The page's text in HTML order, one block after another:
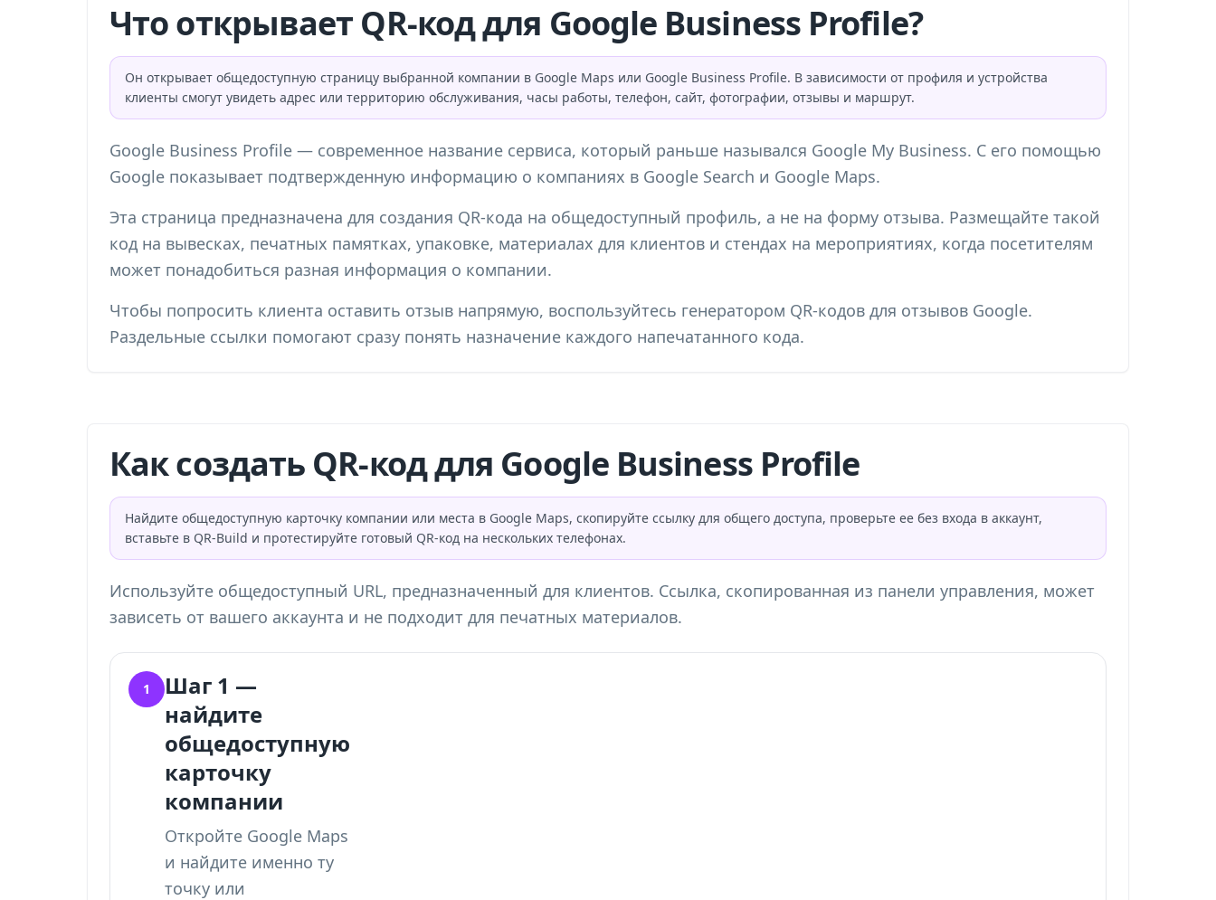
Что открывает QR-код для Google Business Profile?
Он открывает общедоступную страницу выбранной компании в Google Maps или Google Business Profile. В зависимости от профиля и устройства
клиенты смогут увидеть адрес или территорию обслуживания, часы работы, телефон, сайт, фотографии, отзывы и маршрут.
Google Business Profile — современное название сервиса, который раньше назывался Google My Business. С его помощью
Google показывает подтвержденную информацию о компаниях в Google Search и Google Maps.
Эта страница предназначена для создания QR-кода на общедоступный профиль, а не на форму отзыва. Размещайте такой
код на вывесках, печатных памятках, упаковке, материалах для клиентов и стендах на мероприятиях, когда посетителям
может понадобиться разная информация о компании.
Чтобы попросить клиента оставить отзыв напрямую, воспользуйтесь генератором QR-кодов для отзывов Google.
Раздельные ссылки помогают сразу понять назначение каждого напечатанного кода.
Как создать QR-код для Google Business Profile
Найдите общедоступную карточку компании или места в Google Maps, скопируйте ссылку для общего доступа, проверьте ее без входа в аккаунт,
вставьте в QR-Build и протестируйте готовый QR-код на нескольких телефонах.
Используйте общедоступный URL, предназначенный для клиентов. Ссылка, скопированная из панели управления, может
зависеть от вашего аккаунта и не подходит для печатных материалов.
1
Шаг 1 —
найдите
общедоступную
карточку
компании
Откройте Google Maps
и найдите именно ту
точку или